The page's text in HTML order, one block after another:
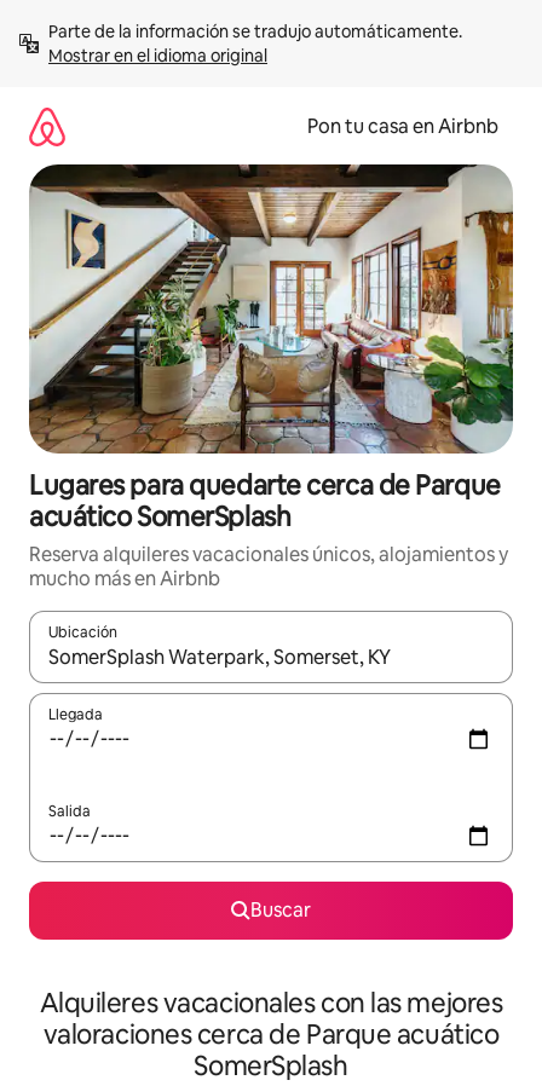
contenidoMostrar en el idioma original
Pon tu casa en Airbnb
Lugares para quedarte cerca de Parque
acuático SomerSplash
Reserva alquileres vacacionales únicos, alojamientos y
mucho más en Airbnb
Ubicación
Cuando los resultados estén disponibles, navega con las
Llegada
Salida
Buscar
Alquileres vacacionales con las mejores
valoraciones cerca de Parque acuático
SomerSplash